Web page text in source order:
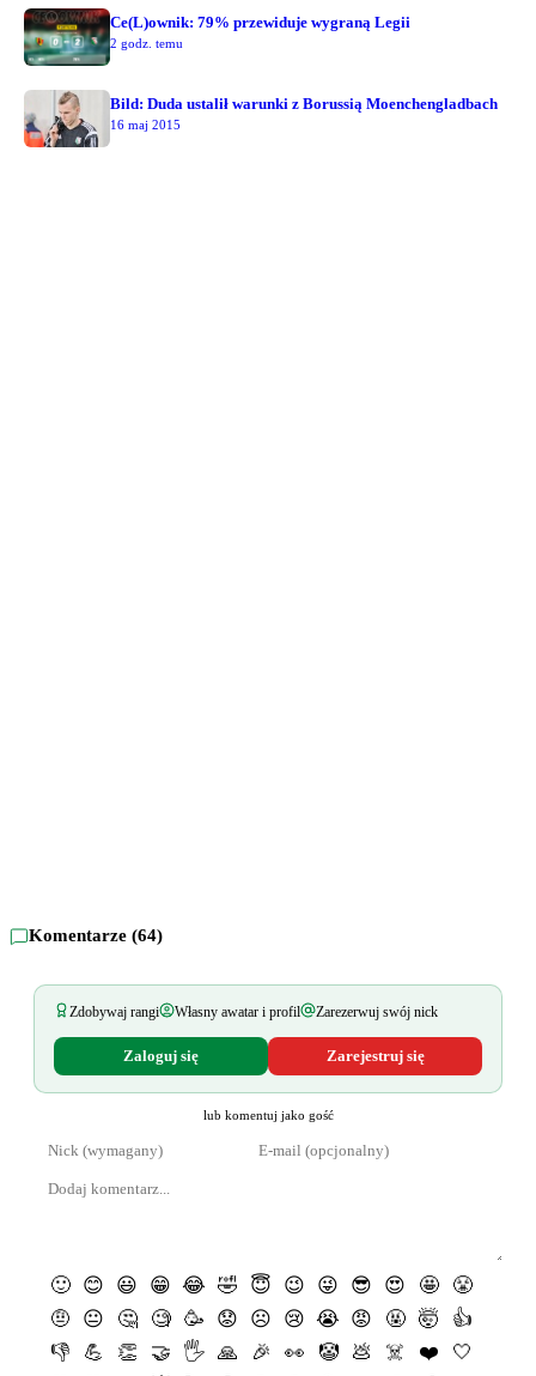
Ce(L)ownik: 79% przewiduje wygraną Legii
2 godz. temu
Bild: Duda ustalił warunki z Borussią Moenchengladbach
16 maj 2015
Komentarze (64)
Zdobywaj rangi Własny awatar i profil Zarezerwuj swój nick
Zaloguj się Zarejestruj się
lub komentuj jako gość
🙂 😊 😃 😁 😂 🤣 😇 😉 😜 😎 😍 🤩
😤
🤨
😐 🤔 🧐 🥳 😟 ☹️ 😢 😭 😡 🤬 🤯
👍
👎
💪 👏 🤝 🖐 🙏 🎉 👀 🤡 💩 ☠️ ❤️
🤍